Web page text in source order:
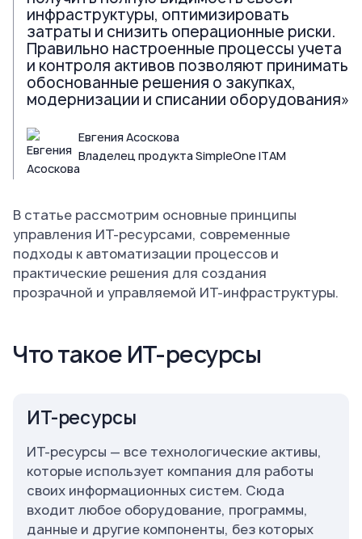
инфраструктуры, оптимизировать
затраты и снизить операционные риски.
Правильно настроенные процессы учета
и контроля активов позволяют принимать
обоснованные решения о закупках,
модернизации и списании оборудования»
Евгения Асоскова
Владелец продукта SimpleOne ITAM
В статье рассмотрим основные принципы
управления ИТ-ресурсами, современные
подходы к автоматизации процессов и
практические решения для создания
прозрачной и управляемой ИТ-инфраструктуры.
Что такое ИТ-ресурсы
ИТ-ресурсы
ИТ-ресурсы — все технологические активы,
которые использует компания для работы
своих информационных систем. Сюда
входит любое оборудование, программы,
данные и другие компоненты, без которых